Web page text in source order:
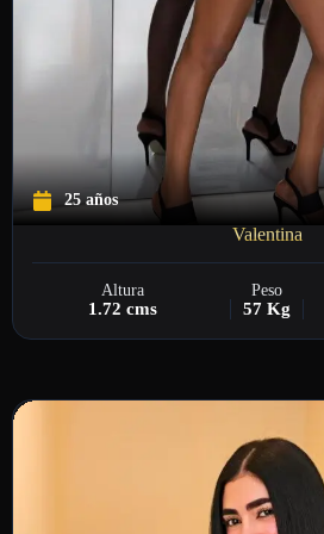
25 años
Valentina
Altura Peso
1.72 cms 57 Kg